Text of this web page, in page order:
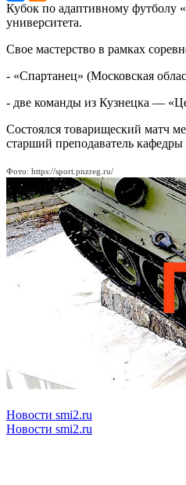
Кубок по адаптивному футболу
университета.
Свое мастерство в рамках
- «Спартанец» (Московская
- две команды из Кузнецка —
Состоялся товарищеский матч
старший преподаватель
Фото: https://sport.pnzreg.ru/
Новости smi2.ru
Новости smi2.ru